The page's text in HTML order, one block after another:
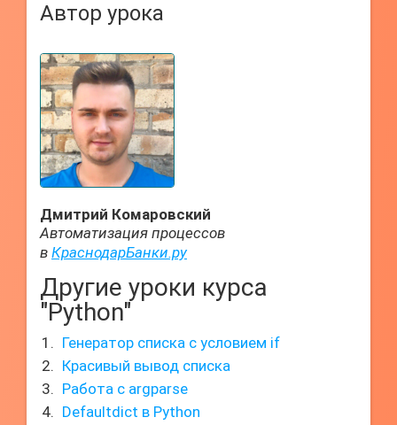
Автор урока
Дмитрий Комаровский
Автоматизация процессов
в КраснодарБанки.ру
Другие уроки курса
"Python"
Генератор списка с условием if
Красивый вывод списка
Работа с argparse
Defaultdict в Python